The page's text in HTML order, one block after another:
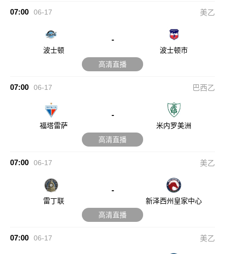
07:00 06-17 美乙
波士顿
-
波士顿市
高清直播
07:00 06-17 巴西乙
福塔雷萨
-
米内罗美洲
高清直播
07:00 06-17 美乙
雷丁联
-
新泽西州皇家中心
高清直播
07:00 06-17 美乙